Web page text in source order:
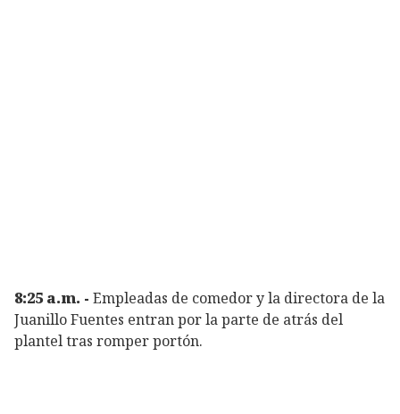
8:25 a.m. - Empleadas de comedor y la directora de la
Juanillo Fuentes entran por la parte de atrás del
plantel tras romper portón.